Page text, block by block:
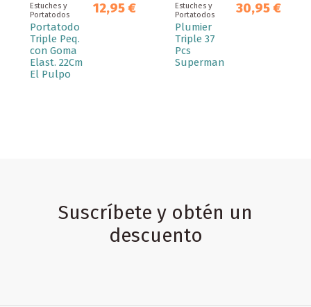
Estuches y
Portatodos
Portatodo
Triple Peq.
con Goma
Elast. 22Cm
El Pulpo
12,95 €
Estuches y
Portatodos
Plumier
Triple 37
Pcs
Superman
30,95 €
Suscríbete y obtén un
descuento